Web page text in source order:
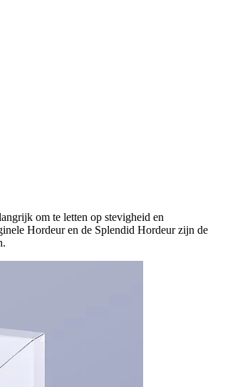
om te letten op stevigheid en
Hordeur en de Splendid Hordeur zijn de